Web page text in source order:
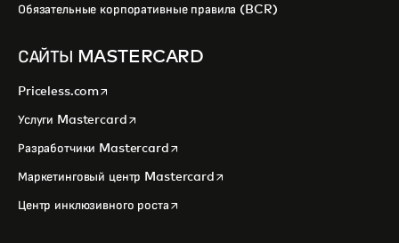
Обязательные корпоративные правила (BCR)
САЙТЫ MASTERCARD
Priceless.comopens in a new tab
Услуги Mastercardopens in a new tab
Разработчики Mastercardopens in a new tab
Маркетинговый центр Mastercardopens in a new tab
Центр инклюзивного ростаopens in a new tab